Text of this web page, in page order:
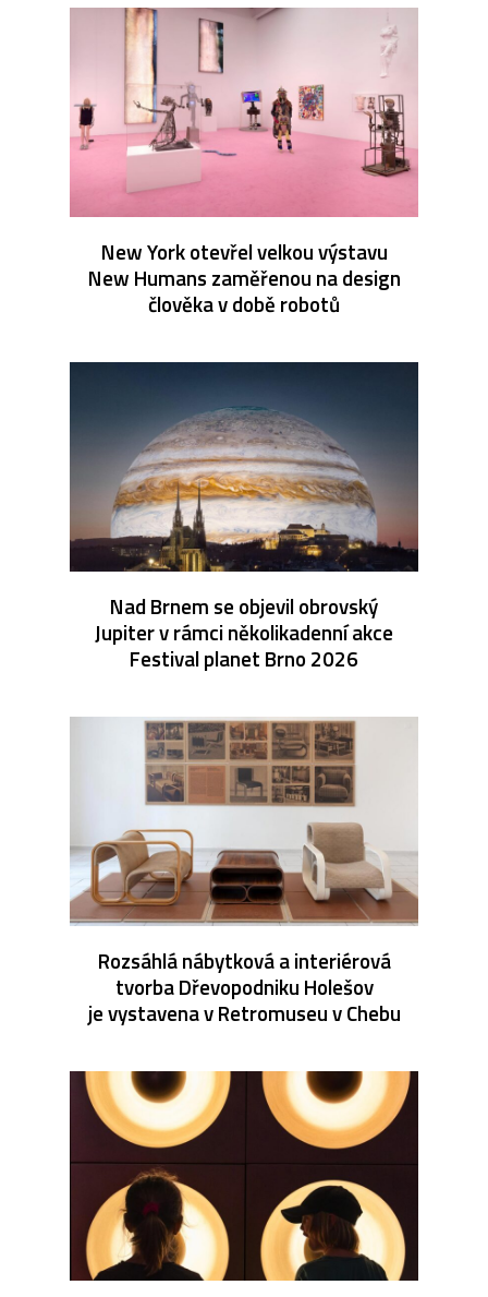
New York otevřel velkou výstavu
New Humans zaměřenou na design
člověka v době robotů
Nad Brnem se objevil obrovský
Jupiter v rámci několikadenní akce
Festival planet Brno 2026
Rozsáhlá nábytková a interiérová
tvorba Dřevopodniku Holešov
je vystavena v Retromuseu v Chebu